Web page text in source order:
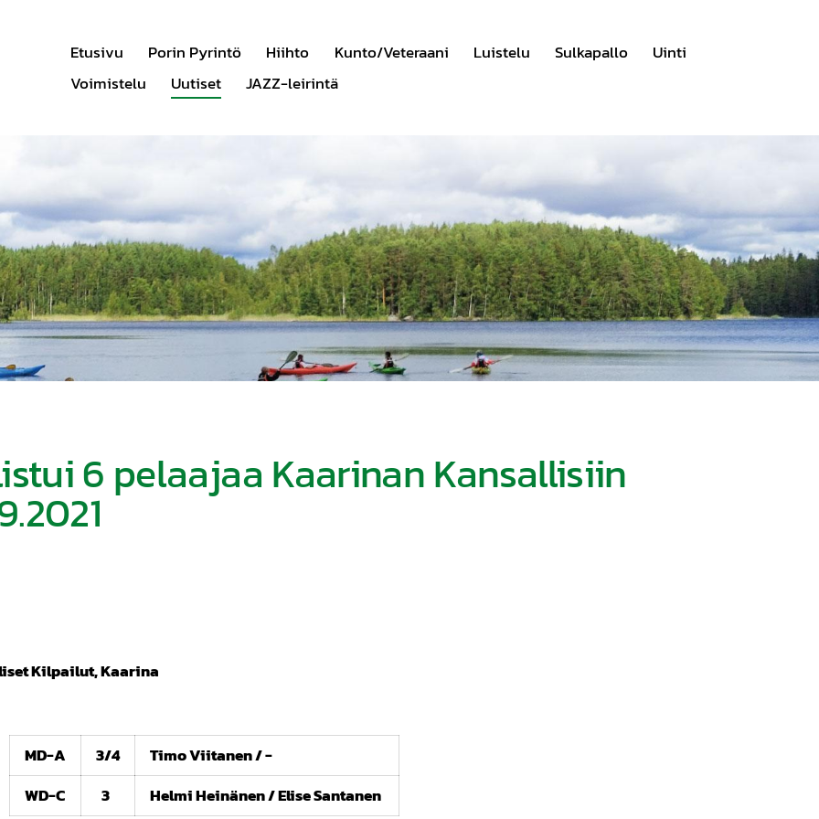
Etusivu Porin Pyrintö Hiihto Kunto/Veteraani Luistelu Sulkapallo
Uinti
Voimistelu
Uutiset JAZZ-leirintä
6 pelaajaa Kaarinan Kansallisiin
Kilpailut, Kaarina
MD-A 3/4
Timo Viitanen / -
WD-C
3 Helmi Heinänen / Elise Santanen